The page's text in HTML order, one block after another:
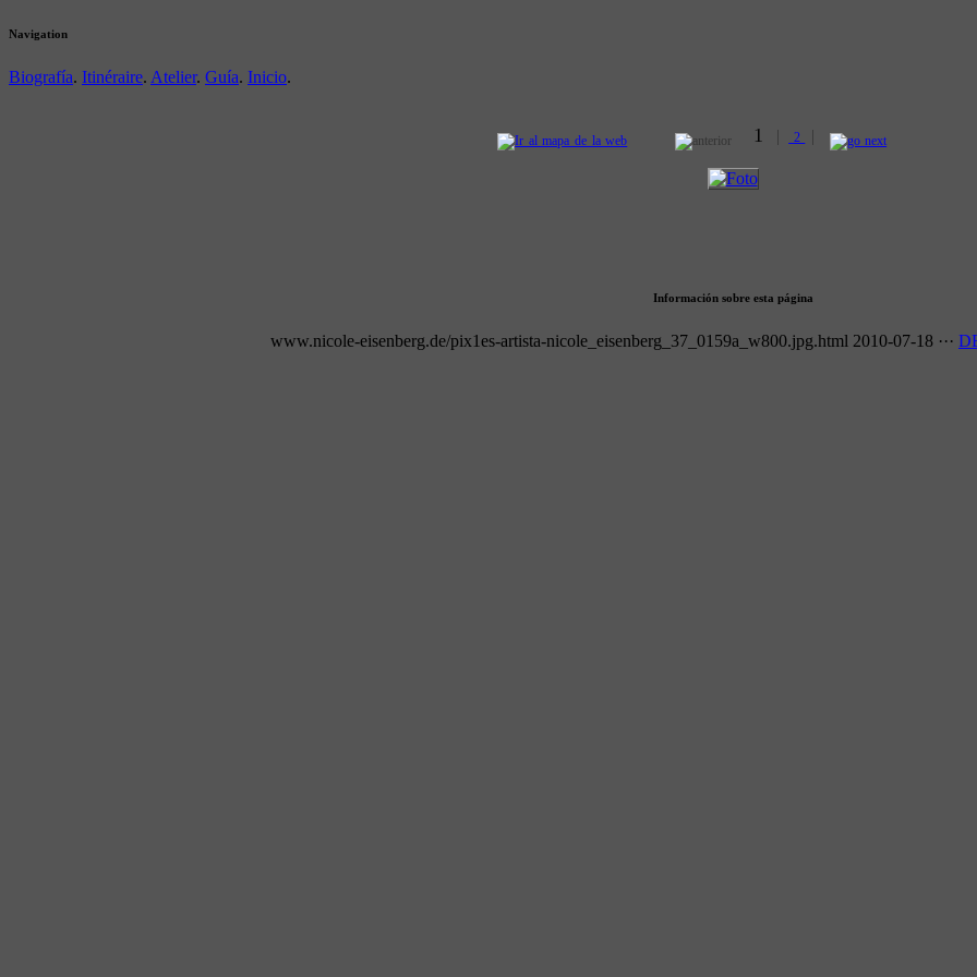
Navigation
Biografía. Itinéraire. Atelier. Guía. Inicio.
1 | 2 |
Información sobre esta página
www.nicole-eisenberg.de/pix1es-artista-nicole_eisenberg_37_0159a_w800.jpg.html 2010-07-18 ···